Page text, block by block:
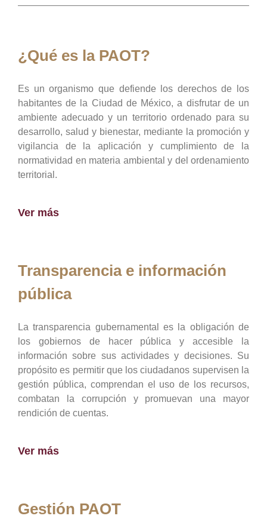
¿Qué es la PAOT?
Es un organismo que defiende los derechos de los
habitantes de la Ciudad de México, a disfrutar de un
ambiente adecuado y un territorio ordenado para su
desarrollo, salud y bienestar, mediante la promoción y
vigilancia de la aplicación y cumplimiento de la
normatividad en materia ambiental y del ordenamiento
territorial.
Ver más
Transparencia e información
pública
La transparencia gubernamental es la obligación de
los gobiernos de hacer pública y accesible la
información sobre sus actividades y decisiones. Su
propósito es permitir que los ciudadanos supervisen la
gestión pública, comprendan el uso de los recursos,
combatan la corrupción y promuevan una mayor
rendición de cuentas.
Ver más
Gestión PAOT